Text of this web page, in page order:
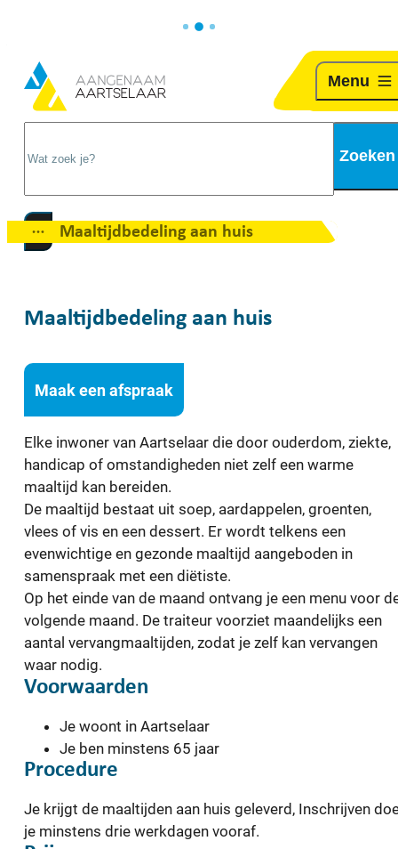
Naar inhoud
Aartselaar
Zoeken
Menu
Toon alle broodkruimel items
Maaltijdbedeling aan huis
Maaltijdbedeling aan huis
Maak een afspraak
Elke inwoner van Aartselaar die door ouderdom, ziekte,
handicap of omstandigheden niet zelf een warme
maaltijd kan bereiden.
De maaltijd bestaat uit soep, aardappelen, groenten,
vlees of vis en een dessert. Er wordt telkens een
evenwichtige en gezonde maaltijd aangeboden in
samenspraak met een diëtiste.
Op het einde van de maand ontvang je een menu voor
volgende maand. De traiteur voorziet maandelijks een
aantal vervangmaaltijden, zodat je zelf kan vervangen
waar nodig.
Voorwaarden
Je woont in Aartselaar
Je ben minstens 65 jaar
Procedure
Je krijgt de maaltijden aan huis geleverd, Inschrijven
je minstens drie werkdagen vooraf.